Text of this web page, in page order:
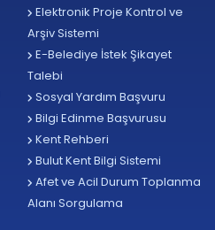
Elektronik Proje Kontrol ve
Arşiv Sistemi
E-Belediye İstek Şikayet
Talebi
Sosyal Yardım Başvuru
Bilgi Edinme Başvurusu
Kent Rehberi
Bulut Kent Bilgi Sistemi
Afet ve Acil Durum Toplanma
Alanı Sorgulama